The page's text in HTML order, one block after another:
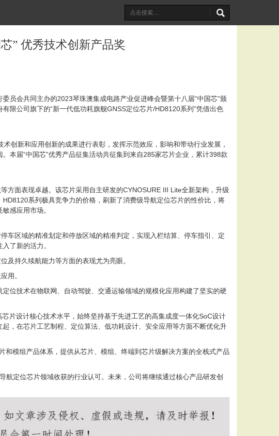
” 优秀技术创新产品奖
员会共同主办的2023琴珠澳集成电路产业促进峰会暨第十八届“中国芯”颁
限公司旗下的“新一代低功耗旗舰GNSS定位芯片/HD8120系列”凭借出色
创新和应用创新的成果进行表彰，发挥示范效应，影响和带动行业发展，
本届“中国芯”优秀产品征集活动共征集到来自285家芯片企业，累计398款
方面表现卓越。该芯片采用自主研发的CYNOSURE III Lite全新架构，升级
系列极具竞争力的价格，刷新了消费级导航定位芯片的性价比，将
感应用市场。
车区域的精准划定和停放区域的精准判定，实现入栏结算、停车指引、定
了新的活力。
及持久续航能力等方面的表现尤为亮眼。
用。
位技术在物联网、自动驾驶、交通运输领域的规模化应用构建了坚实的硬
片设计核心技术水平，始终坚持基于先进工艺的高集成度一体化SoC设计
，在芯片工艺制程、定位算法、低功耗设计、安全应用等方面不断优化升
模组产品体系，提供从芯片、模组、终端到芯片级解决方案的全栈式产品
航定位芯片领域收获的行业认可。未来，公司将继续通过核心产品研发创